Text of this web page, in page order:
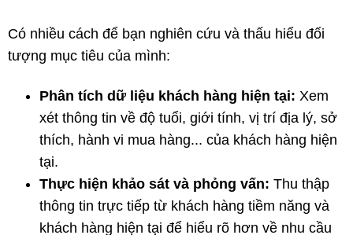
Có nhiều cách để bạn nghiên cứu và thấu hiểu đối
tượng mục tiêu của mình:
Phân tích dữ liệu khách hàng hiện tại: Xem
xét thông tin về độ tuổi, giới tính, vị trí địa lý, sở
thích, hành vi mua hàng... của khách hàng hiện
tại.
Thực hiện khảo sát và phỏng vấn: Thu thập
thông tin trực tiếp từ khách hàng tiềm năng và
khách hàng hiện tại để hiểu rõ hơn về nhu cầu